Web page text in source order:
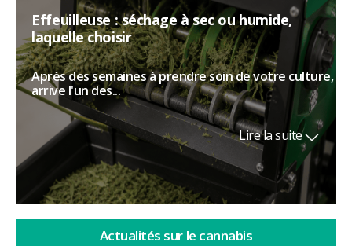
Effeuilleuse : séchage à sec ou humide,
laquelle choisir
Après des semaines à prendre soin de votre culture,
arrive l'un des...
Lire la suite
Actualités sur le cannabis